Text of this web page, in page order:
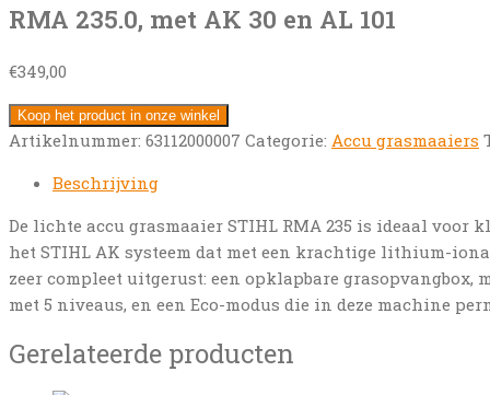
RMA 235.0, met AK 30 en AL 101
€349,00
Koop het product in onze winkel
Artikelnummer: 63112000007 Categorie: Accu grasmaaiers
Beschrijving
De lichte accu grasmaaier STIHL RMA 235 is ideaal
het STIHL AK systeem dat met een krachtige lithium-
zeer compleet uitgerust: een opklapbare
met 5 niveaus, en een Eco-modus die in deze machine
Gerelateerde producten